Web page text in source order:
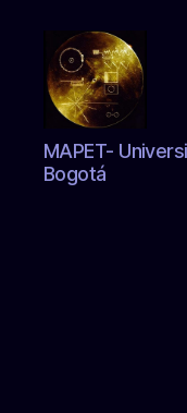
Zs
anty
MAPET-
Bogotá